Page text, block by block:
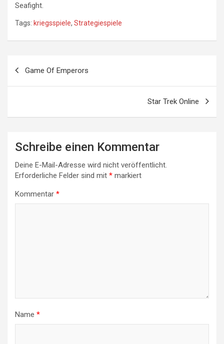
Seafight.
Tags: kriegsspiele, Strategiespiele
Game Of Emperors
Star Trek Online
Schreibe einen Kommentar
Deine E-Mail-Adresse wird nicht veröffentlicht.
Erforderliche Felder sind mit * markiert
Kommentar *
Name *